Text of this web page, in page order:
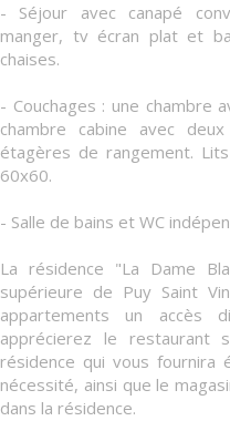
- Séjour avec canapé
manger, tv écran plat et
chaises.
- Couchages : une chambre
chambre cabine avec
étagères de rangement.
60x60.
- Salle de bains et WC
La résidence "La Dame
supérieure de Puy Saint
appartements un accès
apprécierez le restaurant
résidence qui vous fournira
nécessité, ainsi que le
dans la résidence.